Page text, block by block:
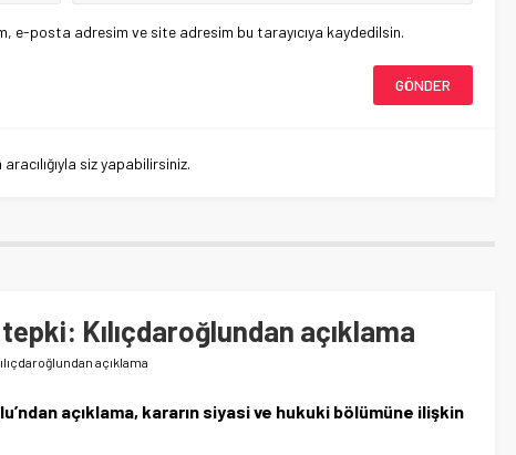
e-posta adresim ve site adresim bu tarayıcıya kaydedilsin.
siz yapabilirsiniz.
Kılıçdaroğlundan açıklama
açıklama
açıklama, kararın siyasi ve hukuki bölümüne ilişkin